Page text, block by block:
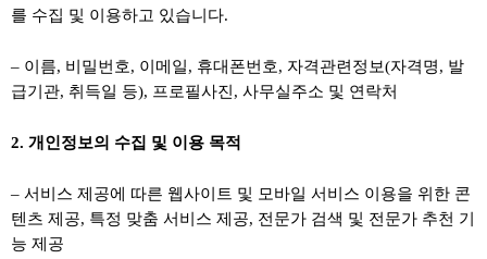
를 수집 및 이용하고 있습니다.
– 이름, 비밀번호, 이메일, 휴대폰번호, 자격관련정보(자격명, 발
급기관, 취득일 등), 프로필사진, 사무실주소 및 연락처
2. 개인정보의 수집 및 이용 목적
– 서비스 제공에 따른 웹사이트 및 모바일 서비스 이용을 위한 콘
텐츠 제공, 특정 맞춤 서비스 제공, 전문가 검색 및 전문가 추천 기
능 제공